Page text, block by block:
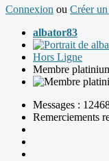
Connexion ou Créer
albator83
Hors Ligne
Membre
Messages :
Remerciements